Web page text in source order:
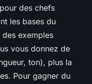
des chefs
les bases du
exemples
vous donnez de
ton), plus la
Pour gagner du